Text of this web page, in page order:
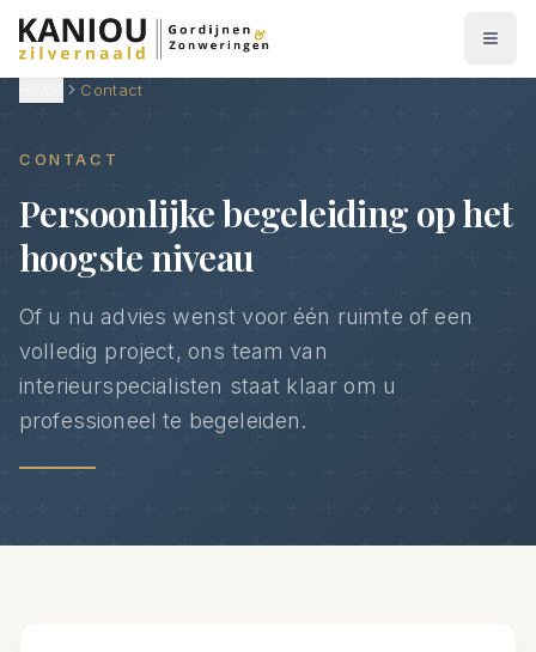
Contact
CONTACT
Persoonlijke begeleiding op het
hoogste niveau
Of u nu advies wenst voor één ruimte of een
volledig project, ons team van
interieurspecialisten staat klaar om u
professioneel te begeleiden.